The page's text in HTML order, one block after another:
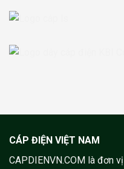
CÁP ĐIỆN VIỆT NAM
CAPDIENVN.COM là đơn